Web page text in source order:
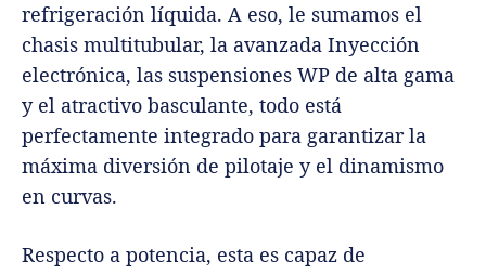
refrigeración líquida. A eso, le sumamos el
chasis multitubular, la avanzada Inyección
electrónica, las suspensiones WP de alta gama
y el atractivo basculante, todo está
perfectamente integrado para garantizar la
máxima diversión de pilotaje y el dinamismo
en curvas.
Respecto a potencia, esta es capaz de